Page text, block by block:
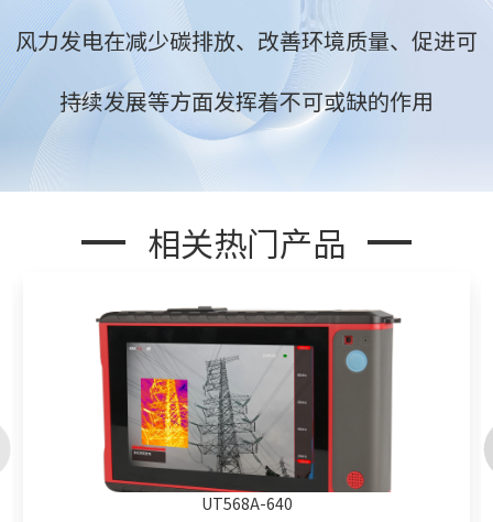
风力发电在减少碳排放、改善环境质量、促进可
持续发展等方面发挥着不可或缺的作用
相关热门产品
UT568A-640